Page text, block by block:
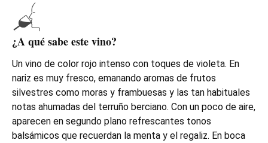
¿A qué sabe este vino?
Un vino de color rojo intenso con toques de violeta. En
nariz es muy fresco, emanando aromas de frutos
silvestres como moras y frambuesas y las tan habituales
notas ahumadas del terruño berciano. Con un poco de aire,
aparecen en segundo plano refrescantes tonos
balsámicos que recuerdan la menta y el regaliz. En boca